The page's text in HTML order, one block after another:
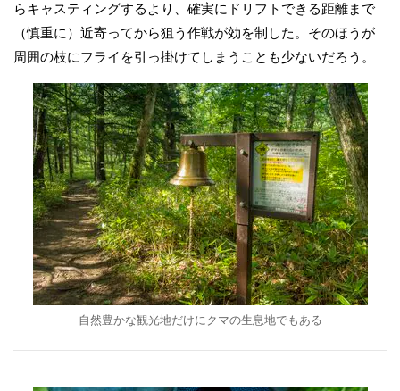
らキャスティングするより、確実にドリフトできる距離まで
（慎重に）近寄ってから狙う作戦が効を制した。そのほうが
周囲の枝にフライを引っ掛けてしまうことも少ないだろう。
自然豊かな観光地だけにクマの生息地でもある